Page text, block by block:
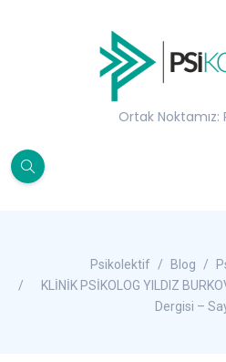
Ortak Noktamız:
Psikolektif Blog
KLİNİK PSİKOLOG YILDIZ
Dergisi –